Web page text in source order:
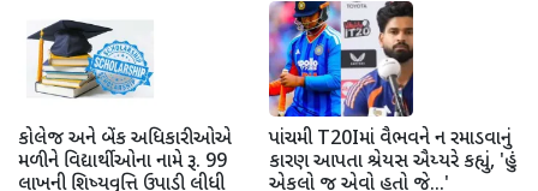
કોલેજ અને બેંક અધિકારીઓએ
મળીને વિદ્યાર્થીઓના નામે રૂ. 99
લાખની શિષ્યવૃત્તિ ઉપાડી લીધી
પાંચમી T20Iમાં વૈભવને ન રમાડવાનું
કારણ આપતા શ્રેયસ ઐય્યરે કહ્યું, 'હું
એકલો જ એવો હતો જે...'